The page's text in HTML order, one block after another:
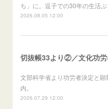
ち」に。逗子での30年の生活ぶ
2026.08.05 12:00
切抜帳33より②／文化功
文部科学省より功労者決定と顕
内。
2026.07.29 12:00